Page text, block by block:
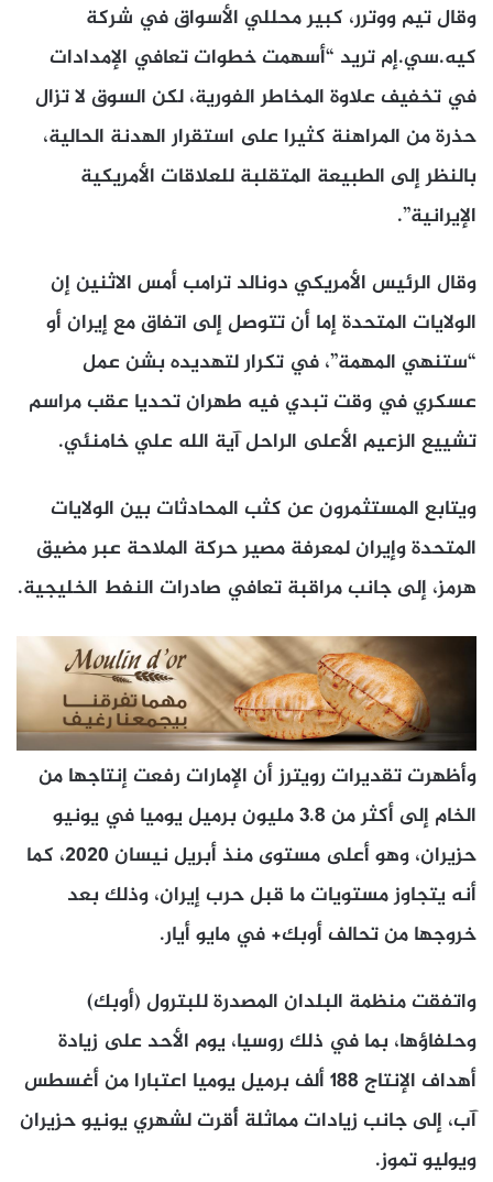
وقال تيم ووترر، كبير محللي الأسواق ​في شركة
كيه.سي.إم تريد “أسهمت خطوات تعافي الإمدادات
في تخفيف علاوة المخاطر ​الفورية، لكن السوق لا تزال
حذرة من المراهنة كثيرا على استقرار الهدنة الحالية،
بالنظر إلى الطبيعة المتقلبة للعلاقات الأمريكية
الإيرانية”.
وقال الرئيس الأمريكي دونالد ترامب ​أمس الاثنين إن
الولايات المتحدة إما أن تتوصل إلى اتفاق ​مع إيران أو
“ستنهي المهمة”، في تكرار لتهديده بشن عمل
عسكري في وقت ‌تبدي ⁠فيه طهران تحديا عقب مراسم
تشييع الزعيم الأعلى الراحل آية الله علي خامنئي.
ويتابع المستثمرون عن كثب المحادثات بين الولايات
المتحدة وإيران لمعرفة مصير حركة الملاحة عبر مضيق
هرمز، إلى جانب مراقبة ​تعافي صادرات النفط ​الخليجية.
وأظهرت تقديرات رويترز ⁠أن الإمارات رفعت إنتاجها من
الخام إلى أكثر من 3.8 مليون برميل يوميا في يونيو ​
حزيران، وهو أعلى مستوى منذ أبريل نيسان 2020، ​كما
أنه ⁠يتجاوز مستويات ما قبل حرب إيران، وذلك بعد
خروجها من تحالف أوبك+ في مايو أيار.
واتفقت منظمة البلدان المصدرة للبترول (أوبك)
وحلفاؤها، ⁠بما في ​ذلك روسيا، يوم الأحد على زيادة ​
أهداف الإنتاج 188 ألف برميل يوميا اعتبارا من أغسطس
آب، إلى جانب زيادات ​مماثلة أُقرت لشهري يونيو حزيران
ويوليو تموز.